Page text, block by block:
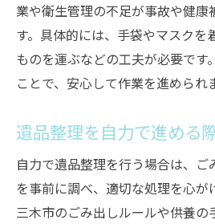
業や衛生管理の不足が事故や健康
す。具体的には、手袋やマスクを
ものを運ぶなどの工夫が必要です
ことで、安心して作業を進められ
遺品整理を自力で進める
自力で遺品整理を行う場合は、ご
を事前に調べ、適切な処理を心が
三木市のごみ出しルールや供養の